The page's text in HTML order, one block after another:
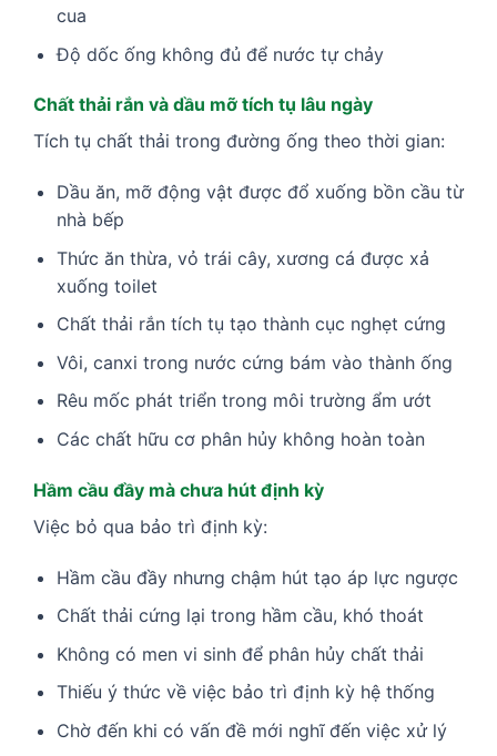
cua
Độ dốc ống không đủ để nước tự chảy
Chất thải rắn và dầu mỡ tích tụ lâu ngày
Tích tụ chất thải trong đường ống theo thời gian:
Dầu ăn, mỡ động vật được đổ xuống bồn cầu từ
nhà bếp
Thức ăn thừa, vỏ trái cây, xương cá được xả
xuống toilet
Chất thải rắn tích tụ tạo thành cục nghẹt cứng
Vôi, canxi trong nước cứng bám vào thành ống
Rêu mốc phát triển trong môi trường ẩm ướt
Các chất hữu cơ phân hủy không hoàn toàn
Hầm cầu đầy mà chưa hút định kỳ
Việc bỏ qua bảo trì định kỳ:
Hầm cầu đầy nhưng chậm hút tạo áp lực ngược
Chất thải cứng lại trong hầm cầu, khó thoát
Không có men vi sinh để phân hủy chất thải
Thiếu ý thức về việc bảo trì định kỳ hệ thống
Chờ đến khi có vấn đề mới nghĩ đến việc xử lý